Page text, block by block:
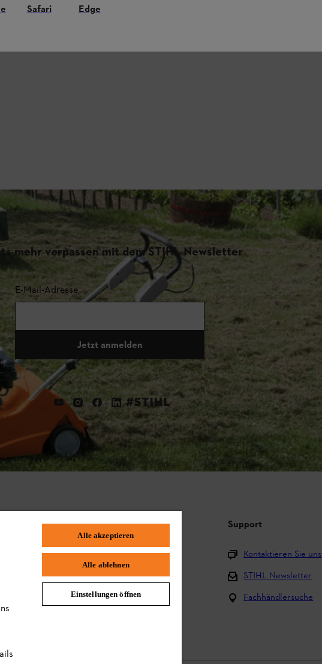
mehr verpassen mit dem STIHL Newsletter
E-Mail-Adresse
Jetzt anmelden
#STIHL
Häufig gestellte Fragen
Sortiment
Batterien und elektrische Geräte
Bedienungsanleitungen
Support
Kontaktieren Sie uns
STIHL Newsletter
Fachhändlersuche
Safari Edge
Alle akzeptieren
Alle ablehnen
Einstellungen öffnen